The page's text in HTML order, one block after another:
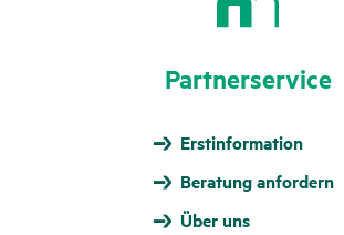
Part­ner­ser­vice
Erstinformation
Beratung anfordern
Über uns